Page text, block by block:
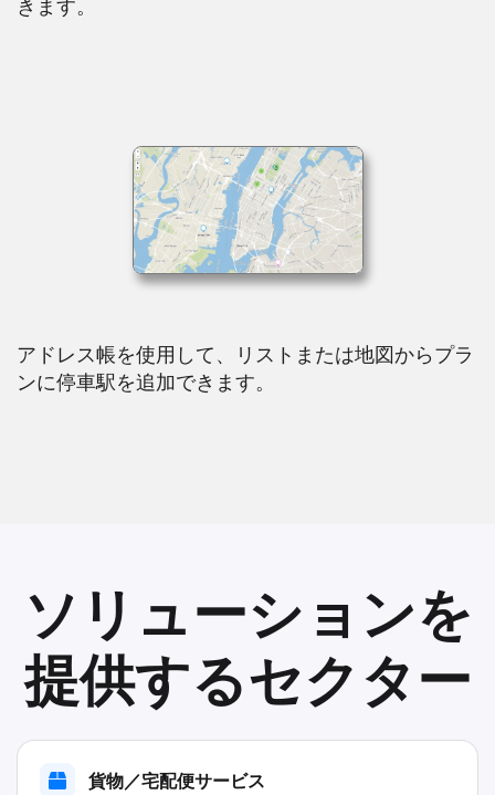
きます。
アドレス帳を使用して、リストまたは地図からプラ
ンに停車駅を追加できます。
ソリューションを
提供するセクター
貨物／宅配便サービス